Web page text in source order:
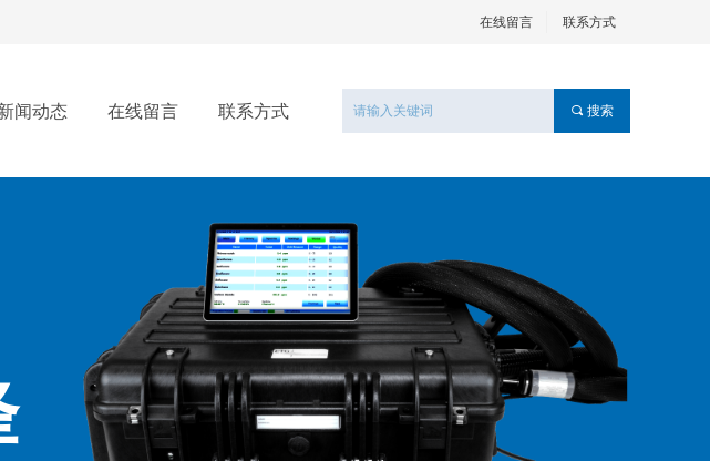
闻动态 在线留言 联系方式 끠 搜索
在线留言 联系方式